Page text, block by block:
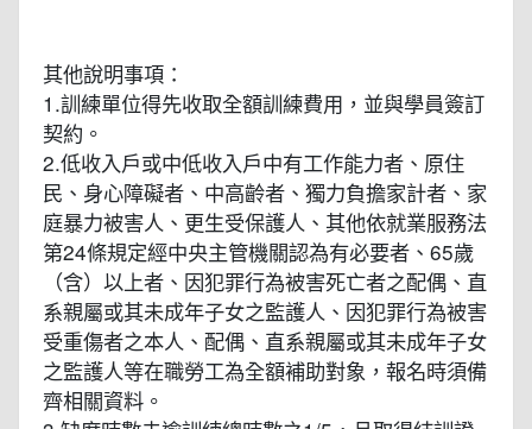
其他說明事項：
1.訓練單位得先收取全額訓練費用，並與學員簽訂
契約。
2.低收入戶或中低收入戶中有工作能力者、原住
民、身心障礙者、中高齡者、獨力負擔家計者、家
庭暴力被害人、更生受保護人、其他依就業服務法
第24條規定經中央主管機關認為有必要者、65歲
（含）以上者、因犯罪行為被害死亡者之配偶、直
系親屬或其未成年子女之監護人、因犯罪行為被害
受重傷者之本人、配偶、直系親屬或其未成年子女
之監護人等在職勞工為全額補助對象，報名時須備
齊相關資料。